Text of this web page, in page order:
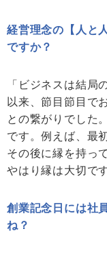
経営理念の【人と
ですか？
「ビジネスは結局
以来、節目節目で
との繋がりでした
です。例えば、最
その後に縁を持っ
やはり縁は大切で
創業記念日には社
ね？